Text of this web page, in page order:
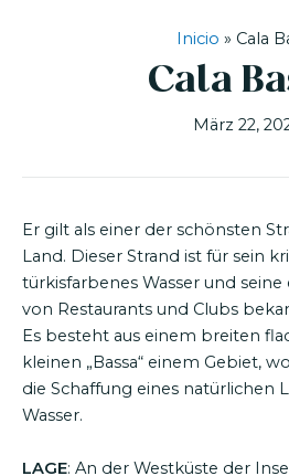
Inicio » Cala
Cala
März 22,
Er gilt als einer der schönsten
Land. Dieser Strand ist für sein
türkisfarbenes Wasser und
von Restaurants und Clubs
Es besteht aus einem breiten
kleinen „Bassa“ einem Gebiet,
die Schaffung eines natürlichen
Wasser.
LAGE: An der Westküste der